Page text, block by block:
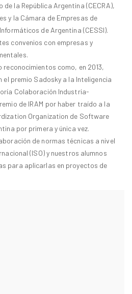
de la República Argentina (CECRA),
y la Cámara de Empresas de
de Argentina (CESSI).
convenios con empresas y
como, en 2013,
el premio Sadosky a la Inteligencia
Colaboración Industria-
de IRAM por haber traído a la
Organization de Software
por primera y única vez.
de normas técnicas a nivel
(ISO) y nuestros alumnos
para aplicarlas en proyectos de